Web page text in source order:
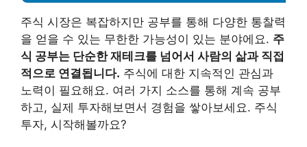
주식 시장은 복잡하지만 공부를 통해 다양한 통찰력
을 얻을 수 있는 무한한 가능성이 있는 분야에요. 주
식 공부는 단순한 재테크를 넘어서 사람의 삶과 직접
적으로 연결됩니다. 주식에 대한 지속적인 관심과
노력이 필요해요. 여러 가지 소스를 통해 계속 공부
하고, 실제 투자해보면서 경험을 쌓아보세요. 주식
투자, 시작해볼까요?